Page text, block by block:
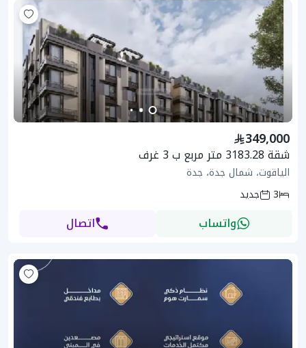
349,000
شقة 3183.28 متر مربع ب 3 غرف
الياقوت، شمال جدة، جدة
3
جديد
واتساب اتصال